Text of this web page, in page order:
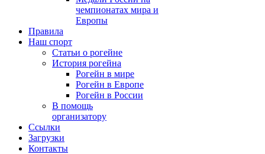
чемпионатах мира и
Европы
Правила
Наш спорт
Статьи о рогейне
История рогейна
Рогейн в мире
Рогейн в Европе
Рогейн в России
В помощь
организатору
Ссылки
Загрузки
Контакты